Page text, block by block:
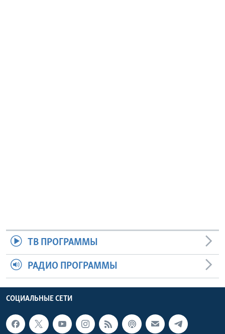
ТВ ПРОГРАММЫ
РАДИО ПРОГРАММЫ
СОЦИАЛЬНЫЕ СЕТИ